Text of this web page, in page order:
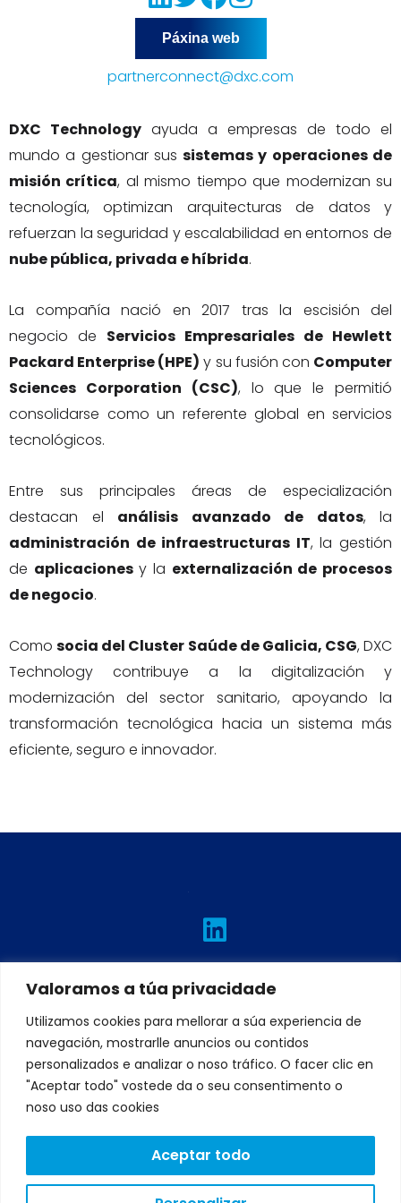
Valoramos a túa privacidade
Utilizamos cookies para mellorar a súa experiencia de
navegación, mostrarlle anuncios ou contidos
personalizados e analizar o noso tráfico. O facer clic en
"Aceptar todo" vostede da o seu consentimento o
noso uso das cookies
Aceptar todo
Páxina web
partnerconnect@dxc.com
DXC Technology ayuda a empresas de todo el
mundo a gestionar sussistemas y operaciones de
misión crítica, al mismo tiempo que modernizan su
tecnología, optimizan arquitecturas de datos y
refuerzan la seguridad y escalabilidad en entornos de
nube pública, privada e híbrida.
La compañía nació en 2017 tras la escisión del
negocio de Servicios Empresariales de Hewlett
Packard Enterprise (HPE) y su fusión con Computer
Sciences Corporation (CSC), lo que le permitió
consolidarse como un referente global en servicios
tecnológicos.
Entre sus principales áreas de especialización
destacan el análisis avanzado de datos, la
administración de infraestructuras IT, la gestión
de aplicacionesy la externalización de procesos
de negocio.
Comosocia del Cluster Saúde de Galicia, CSG, DXC
Technology contribuye a la digitalización y
modernización del sector sanitario, apoyando la
transformación tecnológica hacia un sistema más
eficiente, seguro e innovador.
L
i
n
k
e
d
i
I
n
s
t
a
g
r
m
T
w
i
t
t
e
r
F
a
c
e
b
o
o
Y
o
u
t
u
b
e
AVISO